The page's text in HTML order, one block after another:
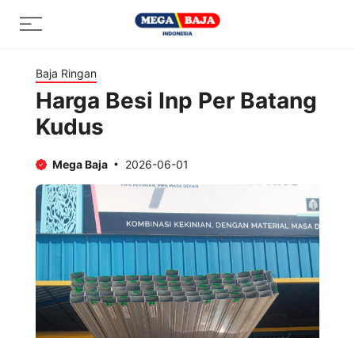
Menu
Baja Ringan
Harga Besi Inp Per Batang
Kudus
Mega Baja 2026-06-01